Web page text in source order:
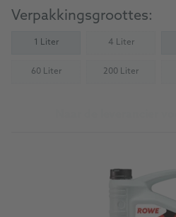
Verpakkingsgroottes:
1 Liter 4 Liter
(Not available)
60 Liter
(Not available) 200 Liter(Not available)